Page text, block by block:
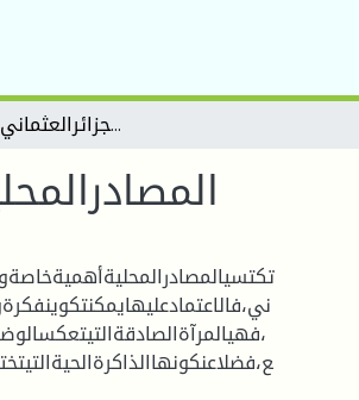
المصادرالمحلية في كتابة تاريخ الجزائرالعثماني (دراسةنماذج)